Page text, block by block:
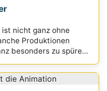
ist nicht ganz ohne
Produktionen
besonders zu spüren